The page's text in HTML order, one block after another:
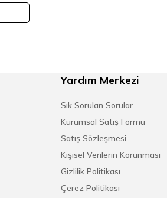
Yardım Merkezi
Sık Sorulan Sorular
Kurumsal Satış Formu
Satış Sözleşmesi
Kişisel Verilerin Korunması
Gizlilik Politikası
Çerez Politikası